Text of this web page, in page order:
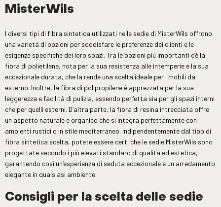
MisterWils
I diversi tipi di fibra sintetica utilizzati nelle sedie di MisterWils offrono
una varietà di opzioni per soddisfare le preferenze dei clienti e le
esigenze specifiche dei loro spazi. Tra le opzioni più importanti c’è la
fibra di polietilene, nota per la sua resistenza alle intemperie e la sua
eccezionale durata, che la rende una scelta ideale per i mobili da
esterno. Inoltre, la fibra di polipropilene è apprezzata per la sua
leggerezza e facilità di pulizia, essendo perfetta sia per gli spazi interni
che per quelli esterni. D’altra parte, la fibra di resina intrecciata offre
un aspetto naturale e organico che si integra perfettamente con
ambienti rustici o in stile mediterraneo. Indipendentemente dal tipo di
fibra sintetica scelta, potete essere certi che le sedie MisterWils sono
progettate secondo i più elevati standard di qualità ed estetica,
garantendo così un’esperienza di seduta eccezionale e un arredamento
elegante in qualsiasi ambiente.
Consigli per la scelta delle sedie